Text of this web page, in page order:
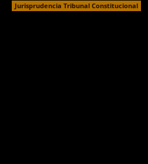
Jurisprudencia Tribunal Constitucional